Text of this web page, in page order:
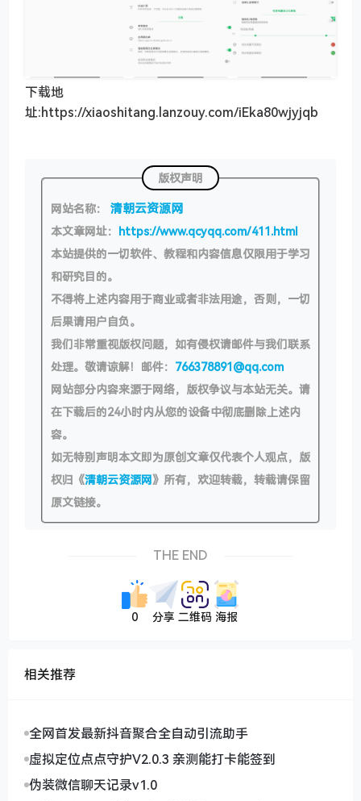
下载地
址:https://xiaoshitang.lanzouy.com/iEka80wjyjqb
版权声明
网站名称： 清朝云资源网
本文章网址： https://www.qcyqq.com/411.html
本站提供的一切软件、教程和内容信息仅限用于学习
和研究目的。
不得将上述内容用于商业或者非法用途，否则，一切
后果请用户自负。
我们非常重视版权问题，如有侵权请邮件与我们联系
处理。敬请谅解！邮件： 766378891@qq.com
网站部分内容来源于网络，版权争议与本站无关。请
在下载后的24小时内从您的设备中彻底删除上述内
容。
如无特别声明本文即为原创文章仅代表个人观点，版
权归《清朝云资源网》所有，欢迎转载，转载请保留
原文链接。
THE END
0 分享 二维码 海报
相关推荐
全网首发最新抖音聚合全自动引流助手
虚拟定位点点守护V2.0.3 亲测能打卡能签到
伪装微信聊天记录v1.0